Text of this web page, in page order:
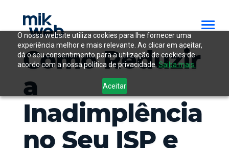
O nosso website utiliza cookies para lhe fornecer uma
experiência melhor e mais relevante. Ao clicar em aceitar,
dá o seu consentimento para a utilização de cookies de
acordo com a nossa política de privacidade. Saiba mais.
Aceitar
Como Reduzir
a
Inadimplência
no Seu ISP e